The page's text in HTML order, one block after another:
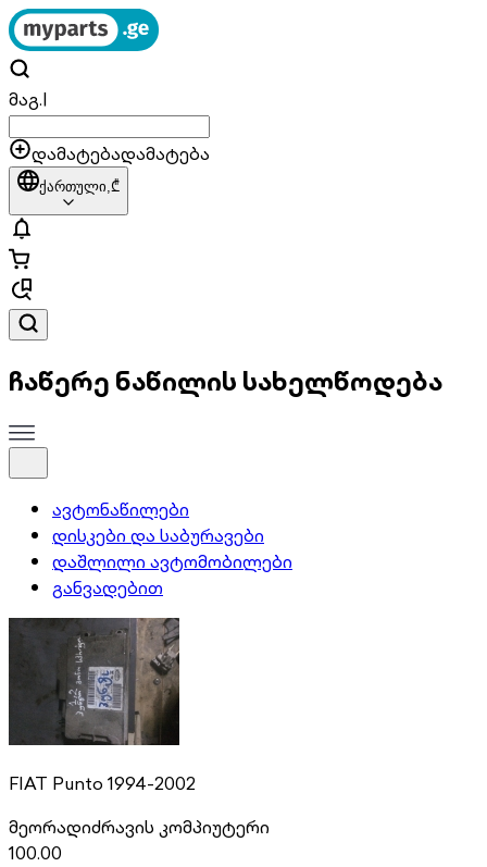
მაგ.|
დამატებადამატება
ქართული,₾
ჩაწერე ნაწილის სახელწოდება
ავტონაწილები
დისკები და საბურავები
დაშლილი ავტომობილები
განვადებით
FIAT Punto 1994-2002
მეორადიძრავის კომპიუტერი
100.00